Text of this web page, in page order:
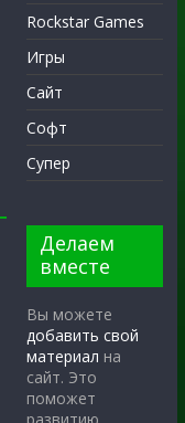
Rockstar Games
Игры
Сайт
Софт
Супер
Делаем
вместе
Вы можете
добавить свой
материал на
сайт. Это
поможет